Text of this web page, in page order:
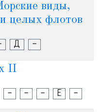
виды,
целых флотов
Д -
II
- - - Е -